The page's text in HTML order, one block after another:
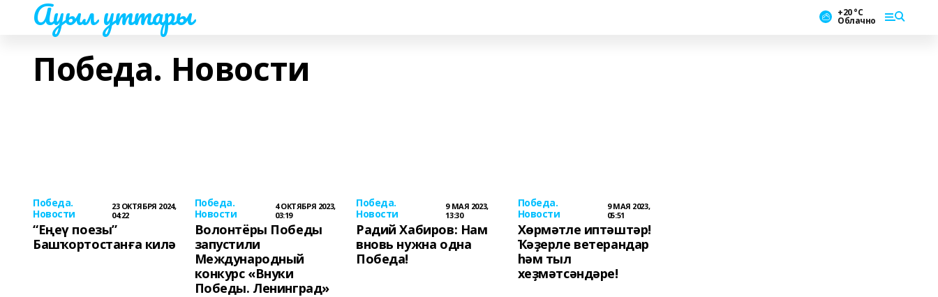
Ауыл уттары +20 °С
Облачно
Победа. Новости
Победа.
Новости
23 ОКТЯБРЯ 2024,
04:22
“Еңеү поезы”
Башҡортостанға килә
Победа.
Новости
4 ОКТЯБРЯ 2023,
03:19
Волонтёры Победы
запустили
Международный
конкурс «Внуки
Победы. Ленинград»
Победа.
Новости
9 МАЯ 2023,
13:30
Радий Хабиров: Нам
вновь нужна одна
Победа!
Победа.
Новости
9 МАЯ 2023,
05:51
Хөрмәтле иптәштәр!
Ҡәҙерле ветерандар
һәм тыл
хеҙмәтсәндәре!